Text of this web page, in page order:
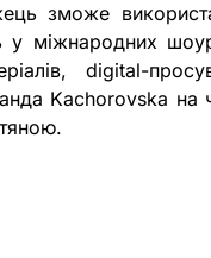
зможе
у міжнародних
digital-
Kachorovska на